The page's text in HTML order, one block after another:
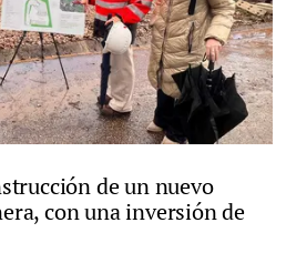
de un nuevo
con una inversión de